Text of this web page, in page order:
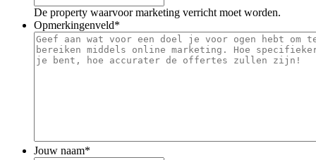
De property waarvoor marketing verricht moet worden.
Opmerkingenveld*
Jouw naam*